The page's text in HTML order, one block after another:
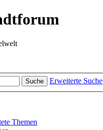
Suche Erweiterte Suche
Themen